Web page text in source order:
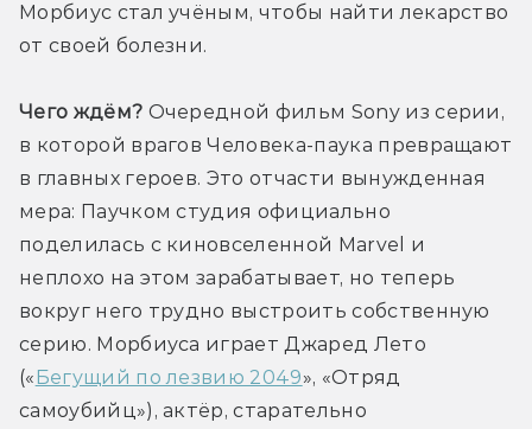
Морбиус стал учёным, чтобы найти лекарство
от своей болезни.
Чего ждём? Очередной фильм Sony из серии,
в которой врагов Человека-паука превращают
в главных героев. Это отчасти вынужденная
мера: Паучком студия официально
поделилась с киновселенной Marvel и
неплохо на этом зарабатывает, но теперь
вокруг него трудно выстроить собственную
серию. Морбиуса играет Джаред Лето
(« Бегущий по лезвию 2049», «Отряд
самоубийц»), актёр, старательно